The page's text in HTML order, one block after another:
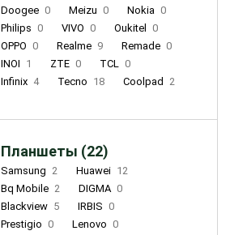
Doogee 0 Meizu 0 Nokia 0
Philips 0 VIVO 0 Oukitel
0
OPPO 0 Realme 9 Remade 0
INOI 1 ZTE 0 TCL 0
Infinix 4 Tecno 18 Coolpad 2
Планшеты (22)
Samsung 2 Huawei 12
Bq Mobile 2 DIGMA 0
Blackview 5 IRBIS 0
Prestigio 0 Lenovo 0